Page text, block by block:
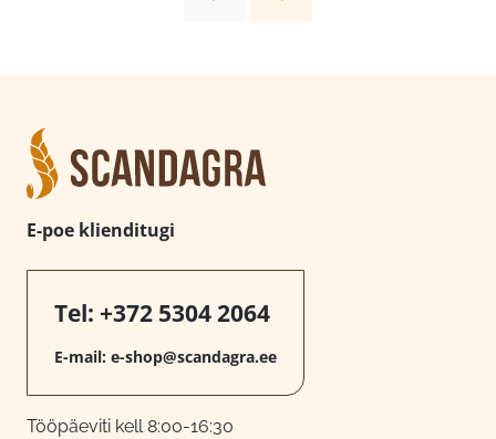
E-poe klienditugi
Tel: +372 5304 2064
E-mail: e-shop@scandagra.ee
Tööpäeviti kell 8:00-16:30